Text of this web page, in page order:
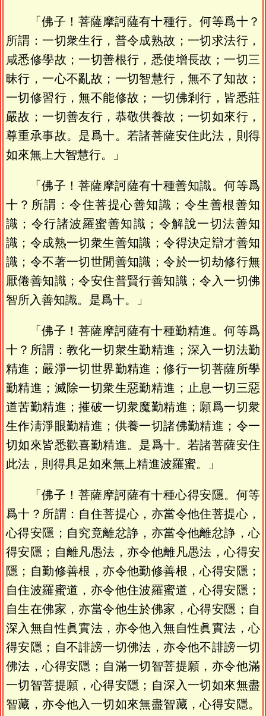
「佛子！菩薩摩訶薩有十種行。何等爲十？
所謂：一切衆生行，普令成熟故；一切求法行，
咸悉修學故；一切善根行，悉使增長故；一切三
昧行，一心不亂故；一切智慧行，無不了知故；
一切修習行，無不能修故；一切佛剎行，皆悉莊
嚴故；一切善友行，恭敬供養故；一切如來行，
尊重承事故。是爲十。若諸菩薩安住此法，則得
如來無上大智慧行。」
「佛子！菩薩摩訶薩有十種善知識。何等爲
十？所謂：令住菩提心善知識；令生善根善知
識；令行諸波羅蜜善知識；令解說一切法善知
識；令成熟一切衆生善知識；令得決定辯才善知
識；令不著一切世閒善知識；令於一切劫修行無
厭倦善知識；令安住普賢行善知識；令入一切佛
智所入善知識。是爲十。」
「佛子！菩薩摩訶薩有十種勤精進。何等爲
十？所謂：教化一切衆生勤精進；深入一切法勤
精進；嚴淨一切世界勤精進；修行一切菩薩所學
勤精進；滅除一切衆生惡勤精進；止息一切三惡
道苦勤精進；摧破一切衆魔勤精進；願爲一切衆
生作淸淨眼勤精進；供養一切諸佛勤精進；令一
切如來皆悉歡喜勤精進。是爲十。若諸菩薩安住
此法，則得具足如來無上精進波羅蜜。」
「佛子！菩薩摩訶薩有十種心得安隱。何等
爲十？所謂：自住菩提心，亦當令他住菩提心，
心得安隱；自究竟離忿諍，亦當令他離忿諍，心
得安隱；自離凡愚法，亦令他離凡愚法，心得安
隱；自勤修善根，亦令他勤修善根，心得安隱；
自住波羅蜜道，亦令他住波羅蜜道，心得安隱；
自生在佛家，亦當令他生於佛家，心得安隱；自
深入無自性眞實法，亦令他入無自性眞實法，心
得安隱；自不誹謗一切佛法，亦令他不誹謗一切
佛法，心得安隱；自滿一切智菩提願，亦令他滿
一切智菩提願，心得安隱；自深入一切如來無盡
智藏，亦令他入一切如來無盡智藏，心得安隱。